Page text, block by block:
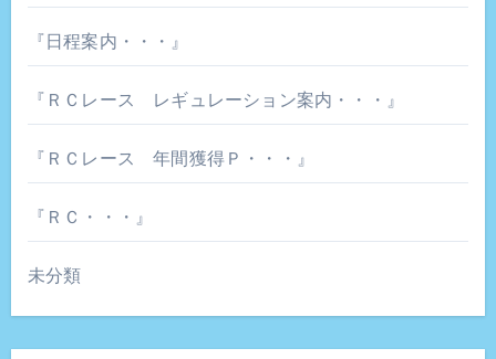
『日程案内・・・』
『ＲＣレース レギュレーション案内・・・』
『ＲＣレース 年間獲得Ｐ・・・』
『ＲＣ・・・』
未分類